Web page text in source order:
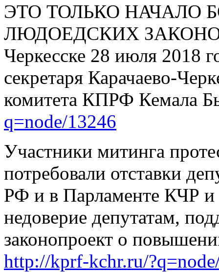
ЭТО ТОЛЬКО НАЧАЛО
ЛЮДОЕДСКИХ ЗАКОНОВ!
Черкесске 28 июля 2018
секретаря Карачаево-
комитета КПРФ Кемала
q=node/13246
Участники митинга
потребовали отставки
РФ и в Парламенте КЧР
недоверие депутатам,
законопроект о
http://kprf-kchr.ru/